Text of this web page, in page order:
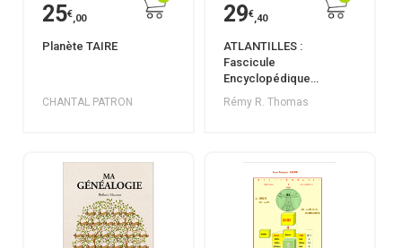
25€,00
Planète TAIRE
CHANTAL PATRON
29€,40
ATLANTILLES :
Fascicule
Encyclopédique
"KHANAWA" Tome 1
Rémy R. Thomas